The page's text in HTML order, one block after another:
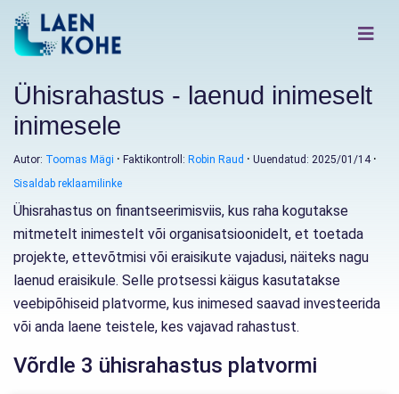
Ühisrahastus - laenud inimeselt
inimesele
Autor: Toomas Mägi Faktikontroll: Robin Raud
Uuendatud: 2025/01/14
Sisaldab reklaamilinke
Ühisrahastus on finantseerimisviis, kus raha kogutakse
mitmetelt inimestelt või organisatsioonidelt, et toetada
projekte, ettevõtmisi või eraisikute vajadusi, näiteks nagu
laenud eraisikule. Selle protsessi käigus kasutatakse
veebipõhiseid platvorme, kus inimesed saavad investeerida
või anda laene teistele, kes vajavad rahastust.
Võrdle 3 ühisrahastus platvormi